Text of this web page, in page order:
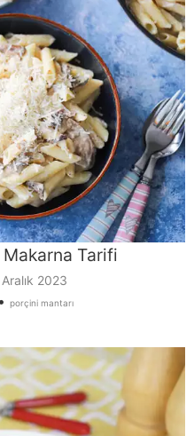
Tarifi
Aralık 2023
• porçini mantarı